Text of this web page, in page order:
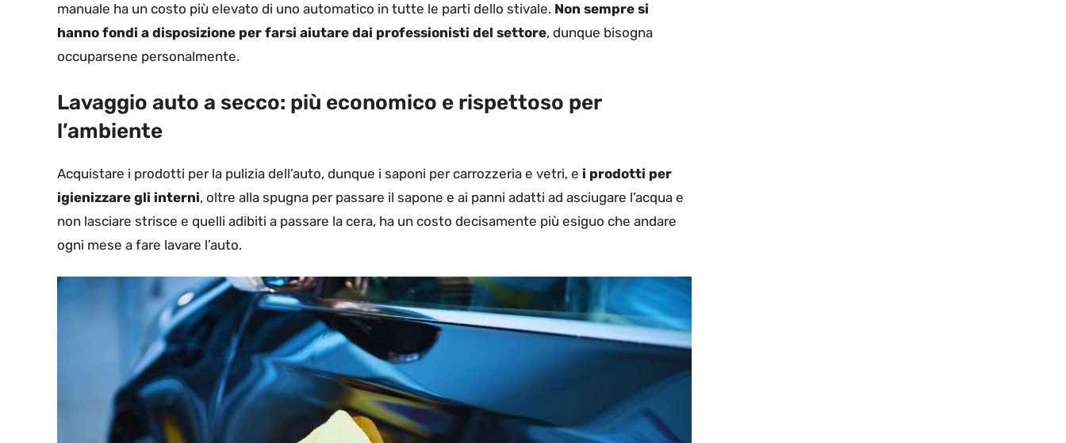
manuale ha un costo più elevato di uno automatico in tutte le parti dello stivale. Non sempre si
hanno fondi a disposizione per farsi aiutare dai professionisti del settore, dunque bisogna
occuparsene personalmente.
Lavaggio auto a secco: più economico e rispettoso per
l’ambiente
Acquistare i prodotti per la pulizia dell’auto, dunque i saponi per carrozzeria e vetri, e i prodotti per
igienizzare gli interni, oltre alla spugna per passare il sapone e ai panni adatti ad asciugare l’acqua e
non lasciare strisce e quelli adibiti a passare la cera, ha un costo decisamente più esiguo che andare
ogni mese a fare lavare l’auto.